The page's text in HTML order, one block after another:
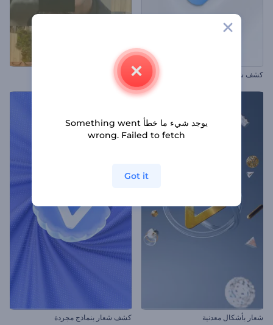
كشف شعار بسيط ترويج المناسبات الخاصة
شعار بأشكال معدنية كشف شعار بنماذج مجردة
يوجد شيء ما خطأ Something went
wrong. Failed to fetch
Got it